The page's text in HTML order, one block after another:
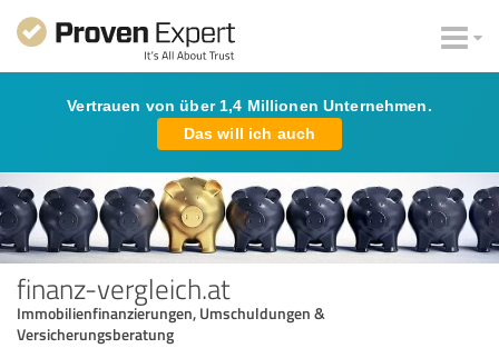
Vertrauen von über 1,4 Millionen Unternehmen.
Das will ich auch
finanz-vergleich.at
Immobilienfinanzierungen, Umschuldungen &
Versicherungsberatung